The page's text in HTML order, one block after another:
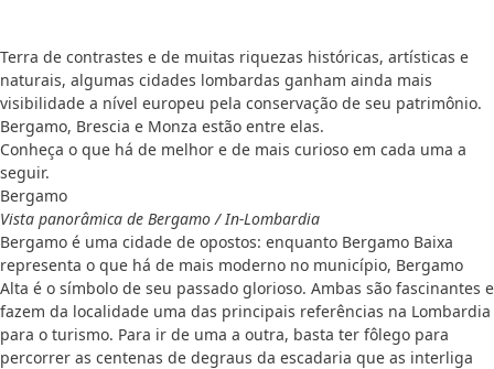
Terra de contrastes e de muitas riquezas históricas, artísticas e
naturais, algumas cidades lombardas ganham ainda mais
visibilidade a nível europeu pela conservação de seu patrimônio.
Bergamo, Brescia e Monza estão entre elas.
Conheça o que há de melhor e de mais curioso em cada uma a
seguir.
Bergamo
Vista panorâmica de Bergamo / In-Lombardia
Bergamo é uma cidade de opostos: enquanto Bergamo Baixa
representa o que há de mais moderno no município, Bergamo
Alta é o símbolo de seu passado glorioso. Ambas são fascinantes e
fazem da localidade uma das principais referências na Lombardia
para o turismo. Para ir de uma a outra, basta ter fôlego para
percorrer as centenas de degraus da escadaria que as interliga